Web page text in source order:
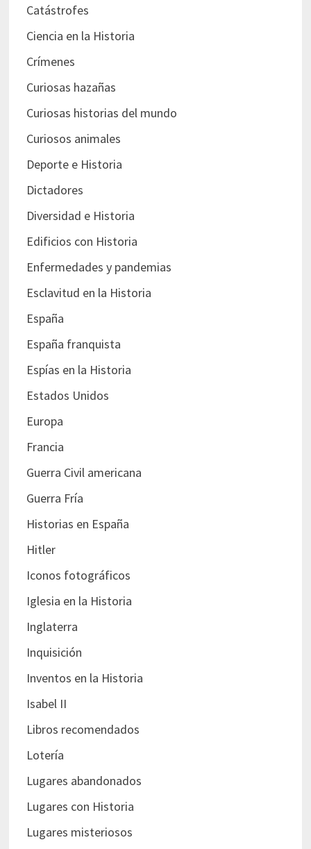
Catástrofes
Ciencia en la Historia
Crímenes
Curiosas hazañas
Curiosas historias del mundo
Curiosos animales
Deporte e Historia
Dictadores
Diversidad e Historia
Edificios con Historia
Enfermedades y pandemias
Esclavitud en la Historia
España
España franquista
Espías en la Historia
Estados Unidos
Europa
Francia
Guerra Civil americana
Guerra Fría
Historias en España
Hitler
Iconos fotográficos
Iglesia en la Historia
Inglaterra
Inquisición
Inventos en la Historia
Isabel II
Libros recomendados
Lotería
Lugares abandonados
Lugares con Historia
Lugares misteriosos